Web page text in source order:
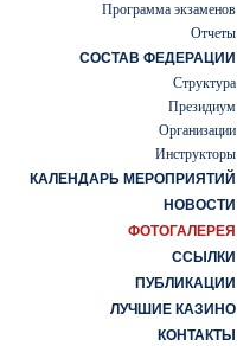
Программа экзаменов
Отчеты
СОСТАВ ФЕДЕРАЦИИ
Структура
Президиум
Организации
Инструкторы
КАЛЕНДАРЬ МЕРОПРИЯТИЙ
НОВОСТИ
ФОТОГАЛЕРЕЯ
ССЫЛКИ
ПУБЛИКАЦИИ
ЛУЧШИЕ КАЗИНО
КОНТАКТЫ